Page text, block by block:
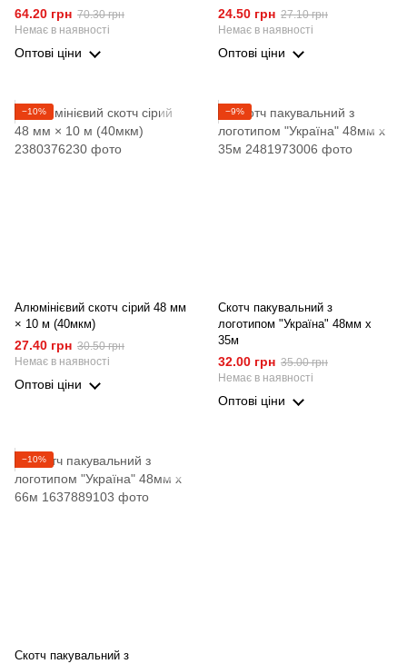
64.20 грн 70.30 грн
Немає в наявності
Оптові ціни
24.50 грн 27.10 грн
Немає в наявності
Оптові ціни
−10%
Алюмінієвий скотч сірий 48 мм
× 10 м (40мкм)
27.40 грн 30.50 грн
Немає в наявності
Оптові ціни
−9%
Скотч пакувальний з
логотипом "Україна" 48мм х
35м
32.00 грн 35.00 грн
Немає в наявності
Оптові ціни
−10%
Скотч пакувальний з